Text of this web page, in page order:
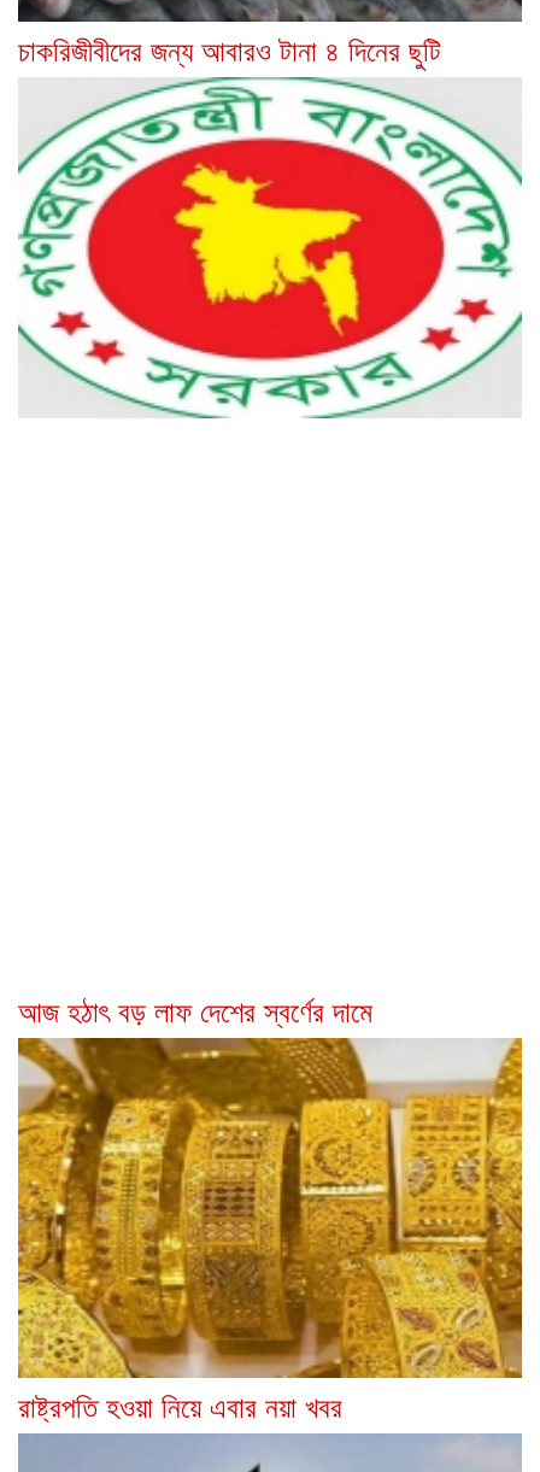
চাকরিজীবীদের জন্য আবারও টানা ৪ দিনের ছুটি
আজ হঠাৎ বড় লাফ দেশের স্বর্ণের দামে
রাষ্ট্রপতি হওয়া নিয়ে এবার নয়া খবর